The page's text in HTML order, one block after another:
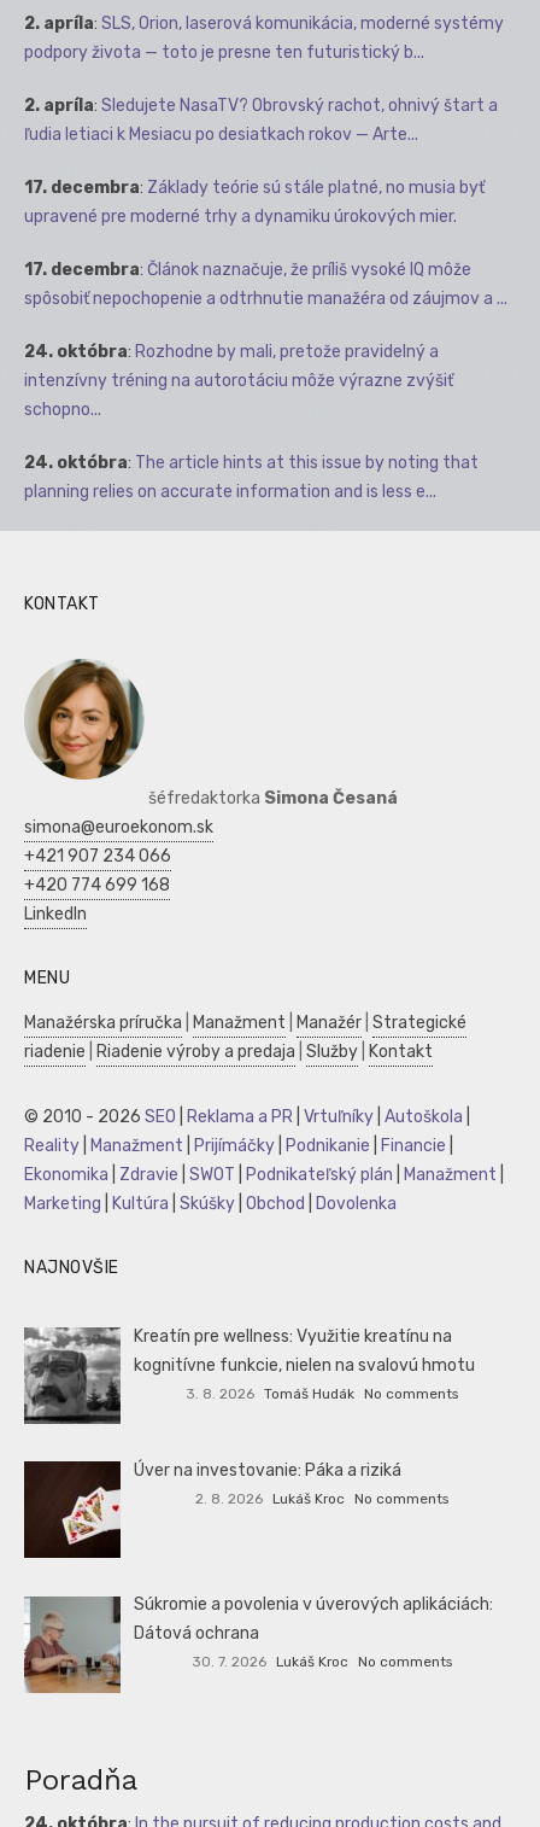
2. apríla: SLS, Orion, laserová komunikácia, moderné systémy
podpory života — toto je presne ten futuristický b...
2. apríla: Sledujete NasaTV? Obrovský rachot, ohnivý štart a
ľudia letiaci k Mesiacu po desiatkach rokov — Arte...
17. decembra: Základy teórie sú stále platné, no musia byť
upravené pre moderné trhy a dynamiku úrokových mier.
17. decembra: Článok naznačuje, že príliš vysoké IQ môže
spôsobiť nepochopenie a odtrhnutie manažéra od záujmov a ...
24. októbra: Rozhodne by mali, pretože pravidelný a
intenzívny tréning na autorotáciu môže výrazne zvýšiť
schopno...
24. októbra: The article hints at this issue by noting that
planning relies on accurate information and is less e...
KONTAKT
šéfredaktorka Simona Česaná
simona@euroekonom.sk
+421 907 234 066
+420 774 699 168
LinkedIn
MENU
Manažérska príručka Manažment Manažér Strategické
riadenie
Riadenie výroby a predaja Služby Kontakt
© 2010 - 2026 SEO Reklama a PR Vrtuľníky Autoškola
Reality
Manažment Prijímáčky Podnikanie Financie
Ekonomika
Zdravie SWOT Podnikateľský plán Manažment
Marketing
Kultúra Skúšky Obchod Dovolenka
NAJNOVŠIE
Kreatín pre wellness: Využitie kreatínu na
kognitívne funkcie, nielen na svalovú hmotu
3. 8. 2026 Tomáš Hudák No comments
Úver na investovanie: Páka a riziká
2. 8. 2026 Lukáš Kroc No comments
Súkromie a povolenia v úverových aplikáciách:
Dátová ochrana
30. 7. 2026 Lukáš Kroc No comments
Poradňa